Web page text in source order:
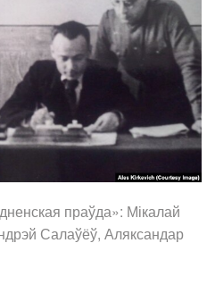
праўда»: Мікалай
Салаўёў, Аляксандар